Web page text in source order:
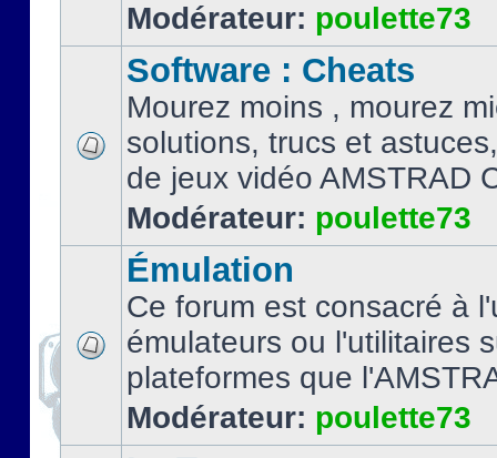
Modérateur: poulette73
Software : Cheats
Mourez moins , mourez
solutions, trucs et
de jeux vidéo AMSTRAD
Modérateur: poulette73
Émulation
Ce forum est consacré à
émulateurs ou l'utilitaires
plateformes que
Modérateur: poulette73